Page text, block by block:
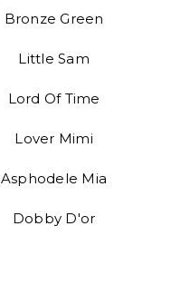
Bronze Green
Little Sam
Lord Of Time
Lover Mimi
Asphodele Mia
Dobby D'or